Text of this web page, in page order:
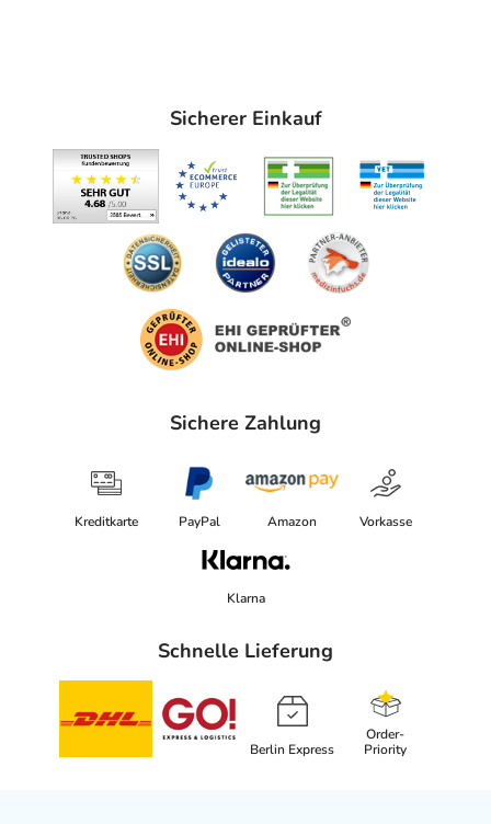
Sicherer Einkauf
Sichere Zahlung
Kreditkarte PayPal Amazon Vorkasse
Klarna
Schnelle Lieferung
Berlin Express
Order-
Priority